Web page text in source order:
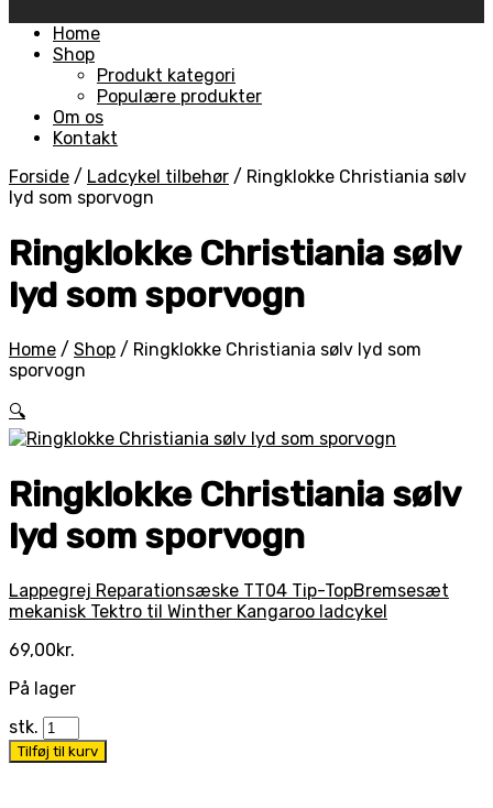
Skip
Home
Shop
Produkt kategori
Populære produkter
Om os
Kontakt
Forside / Ladcykel tilbehør / Ringklokke Christiania sølv
lyd som sporvogn
Ringklokke Christiania sølv
lyd som sporvogn
Home / Shop / Ringklokke Christiania sølv lyd som
sporvogn
🔍
Ringklokke Christiania sølv
lyd som sporvogn
Lappegrej Reparationsæske TT04 Tip-TopBremsesæt
mekanisk Tektro til Winther Kangaroo ladcykel
69,00kr.
På lager
stk.
Tilføj til kurv